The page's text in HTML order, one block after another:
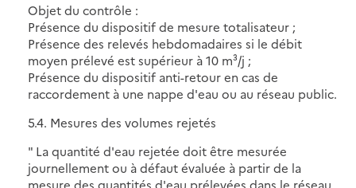
Objet du contrôle :
Présence du dispositif de mesure totalisateur ;
Présence des relevés hebdomadaires si le débit
moyen prélevé est supérieur à 10 m³/j ;
Présence du dispositif anti-retour en cas de
raccordement à une nappe d'eau ou au réseau public.
5.4. Mesures des volumes rejetés
" La quantité d'eau rejetée doit être mesurée
journellement ou à défaut évaluée à partir de la
mesure des quantités d'eau prélevées dans le réseau